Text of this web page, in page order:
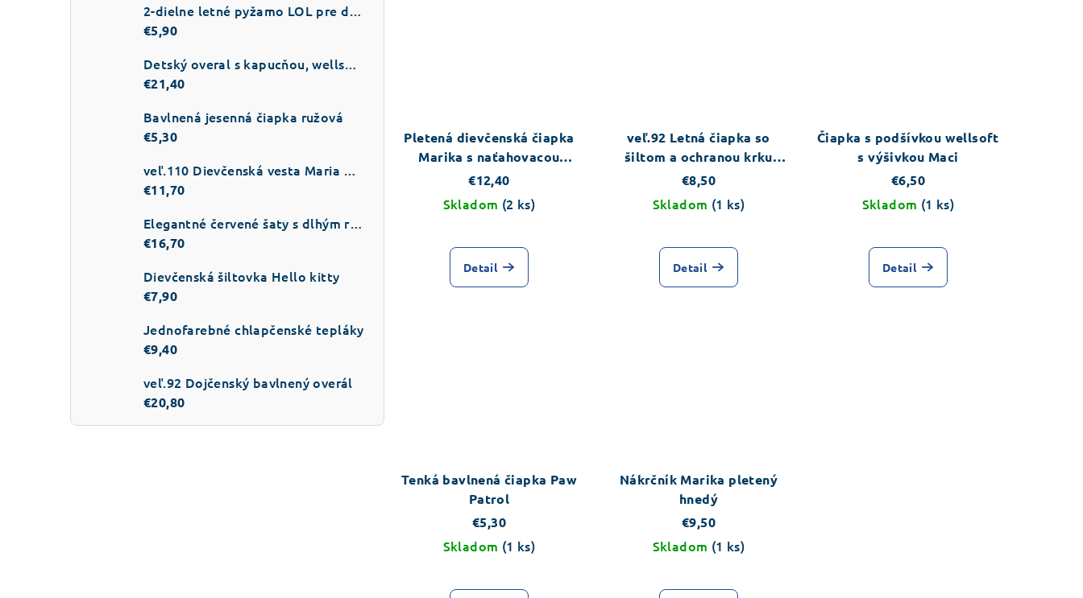
2-dielne letné pyžamo LOL pre dievčatko
€5,90
Detský overal s kapucňou, wellsoft ružový
€21,40
Bavlnená jesenná čiapka ružová
€5,30
veľ.110 Dievčenská vesta Maria Cica
€11,70
Elegantné červené šaty s dlhým rukávom
€16,70
Dievčenská šiltovka Hello kitty
€7,90
Jednofarebné chlapčenské tepláky
€9,40
veľ.92 Dojčenský bavlnený overál
€20,80
Pletená dievčenská čiapka
Marika s naťahovacou
gumou
€12,40
Skladom (2 ks)
Detail
veľ.92 Letná čiapka so
šiltom a ochranou krku
biela
€8,50
Skladom (1 ks)
Detail
Čiapka s podšívkou wellsoft
s výšivkou Maci
€6,50
Skladom (1 ks)
Detail
Tenká bavlnená čiapka Paw
Patrol
€5,30
Skladom (1 ks)
Nákrčník Marika pletený
hnedý
€9,50
Skladom (1 ks)